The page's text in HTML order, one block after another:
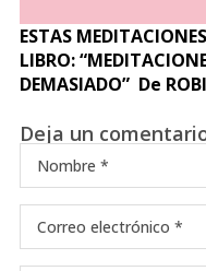
ESTAS
LIBRO:
DEMASIADO” De
Deja un